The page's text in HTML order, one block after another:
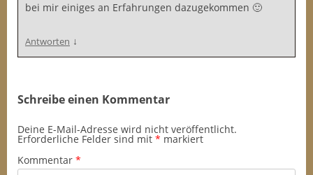
bei mir einiges an Erfahrungen dazugekommen 🙂
Antworten ↓
Schreibe einen Kommentar
Deine E-Mail-Adresse wird nicht veröffentlicht.
Erforderliche Felder sind mit * markiert
Kommentar *